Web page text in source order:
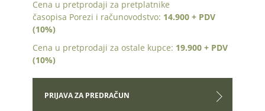
Cena u pretprodaji za pretplatnike
časopisa Porezi i računovodstvo: 14.900 + PDV
(10%)
Cena u pretprodaji za ostale kupce: 19.900 + PDV
(10%)
PRIJAVA ZA PREDRAČUN